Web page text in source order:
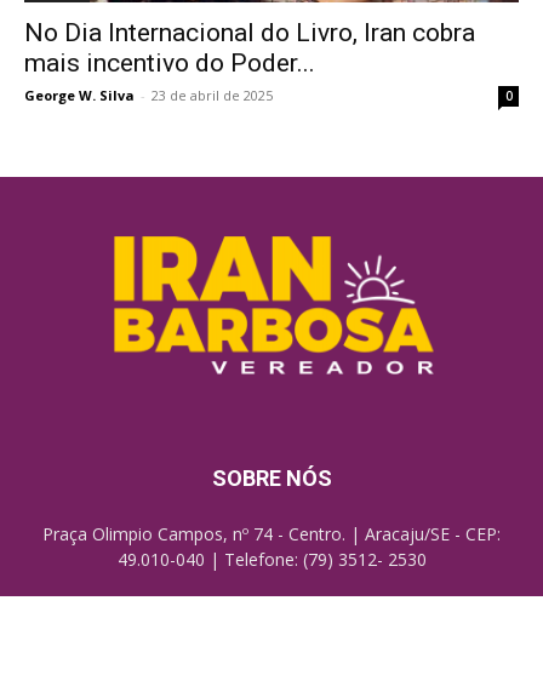
No Dia Internacional do Livro, Iran cobra
mais incentivo do Poder...
George W. Silva - 23 de abril de 2025 0
SOBRE NÓS
Praça Olimpio Campos, nº 74 - Centro. | Aracaju/SE - CEP:
49.010-040 | Telefone: (79) 3512- 2530